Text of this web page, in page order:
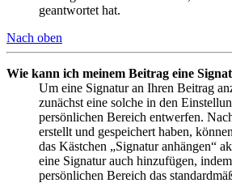
geantwortet hat.
Nach oben
Wie kann ich meinem Beitrag eine
Um eine Signatur an Ihren Beitrag
zunächst eine solche in den
persönlichen Bereich entwerfen.
erstellt und gespeichert haben,
das Kästchen „Signatur anhängen“
eine Signatur auch hinzufügen,
persönlichen Bereich das